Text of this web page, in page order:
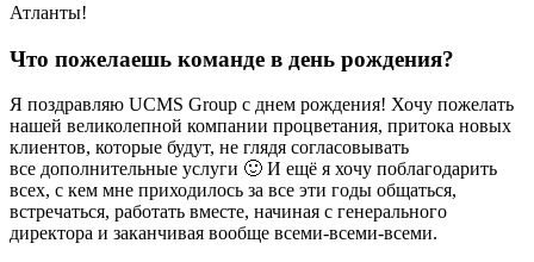
Атланты!
Что пожелаешь команде в день рождения?
Я поздравляю UCMS Group с днем рождения! Хочу пожелать
нашей великолепной компании процветания, притока новых
клиентов, которые будут, не глядя согласовывать
все дополнительные услуги 🙂 И ещё я хочу поблагодарить
всех, с кем мне приходилось за все эти годы общаться,
встречаться, работать вместе, начиная с генерального
директора и заканчивая вообще всеми-всеми-всеми.